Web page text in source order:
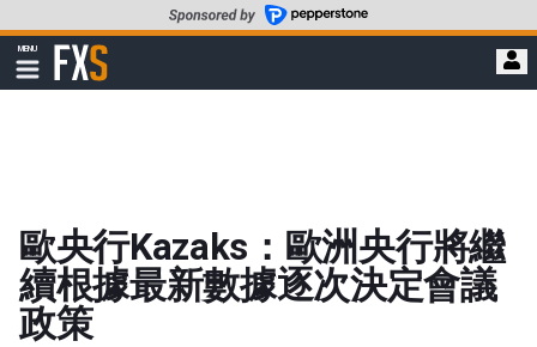
至
要
MENU
顯
示
FXStreet
歐央行Kazaks：歐洲央行將繼
續根據最新數據逐次決定會議
政策